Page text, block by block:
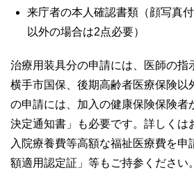
来庁者の本人確認書類（顔写真
以外の場合は2点必要）
治療用装具分の申請には、医師の指
横手市国保、後期高齢者医療保険以
の申請には、加入の健康保険保険者
決定通知書」も必要です。詳しくは
入院療養費等高額な福祉医療費を申
額適用認定証」等もご持参ください。